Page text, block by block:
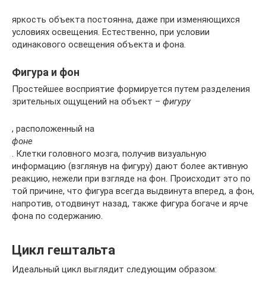
яркость объекта постоянна, даже при изменяющихся
условиях освещения. Естественно, при условии
одинакового освещения объекта и фона.
Фигура и фон
Простейшее восприятие формируется путем разделения
зрительных ощущений на объект – фигуру
, расположенный на
фоне
. Клетки головного мозга, получив визуальную
информацию (взглянув на фигуру) дают более активную
реакцию, нежели при взгляде на фон. Происходит это по
той причине, что фигура всегда выдвинута вперед, а фон,
напротив, отодвинут назад, также фигура богаче и ярче
фона по содержанию.
Цикл гештальта
Идеальный цикл выглядит следующим образом: